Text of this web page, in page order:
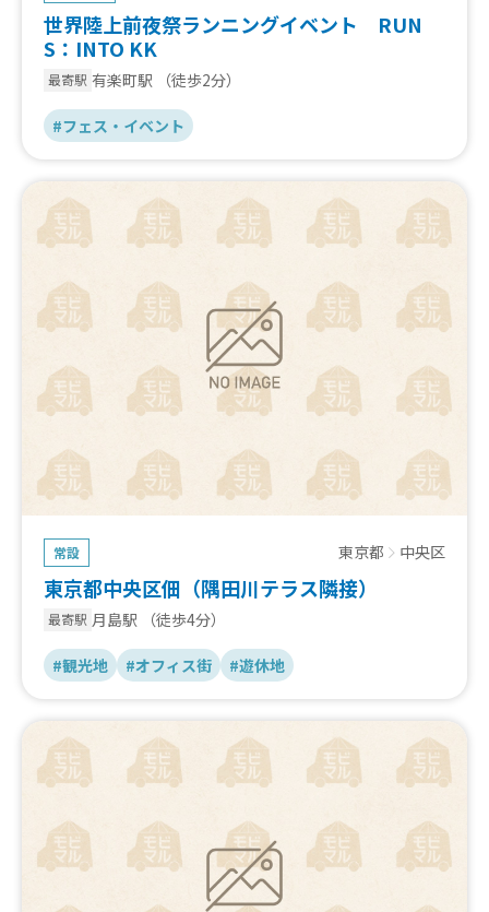
世界陸上前夜祭ランニングイベント RUN
S：INTO KK
最寄駅 有楽町駅 （徒歩2分）
#フェス・イベント
常設 東京都 中央区
東京都中央区佃（隅田川テラス隣接）
最寄駅 月島駅 （徒歩4分）
#観光地 #オフィス街 #遊休地